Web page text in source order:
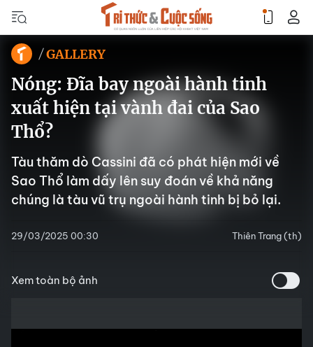
GALLERY
Nóng: Đĩa bay ngoài hành tinh
xuất hiện tại vành đai của Sao
Thổ?
Tàu thăm dò Cassini đã có phát hiện mới về
Sao Thổ làm dấy lên suy đoán về khả năng
chúng là tàu vũ trụ ngoài hành tinh bị bỏ lại.
29/03/2025 00:30 Thiên Trang (th)
Xem toàn bộ ảnh